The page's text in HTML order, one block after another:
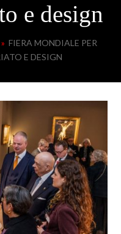
e design
» FIERA MONDIALE PER
E DESIGN